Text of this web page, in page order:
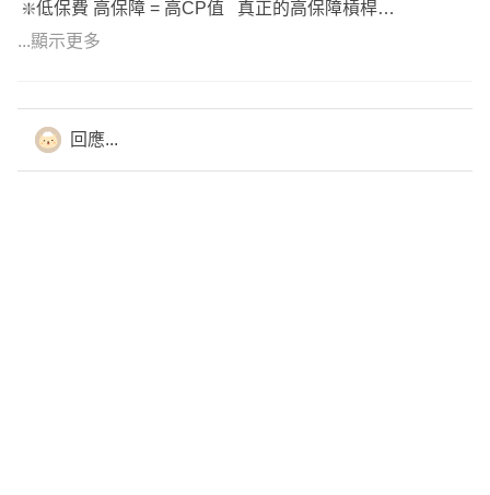
❇️低保費 高保障 = 高CP值 真正的高保障槓桿
❇️選出較優勢的商品 再依預算調整規劃
...顯示更多
回應...